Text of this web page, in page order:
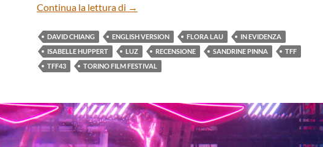
Continua la lettura di “LUZ” BY FLORA LAU (ENG)
→
DAVID CHIANG ENGLISH VERSION FLORA LAU
IN EVIDENZA
ISABELLE HUPPERT
LUZ RECENSIONE SANDRINE PINNA
TFF
TFF43
TORINO FILM FESTIVAL